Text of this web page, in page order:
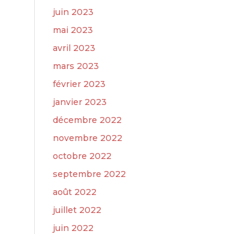
juin 2023
mai 2023
avril 2023
mars 2023
février 2023
janvier 2023
décembre 2022
novembre 2022
octobre 2022
septembre 2022
août 2022
juillet 2022
juin 2022